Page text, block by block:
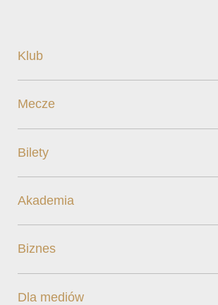
Klub
Mecze
Bilety
Akademia
Biznes
Dla mediów